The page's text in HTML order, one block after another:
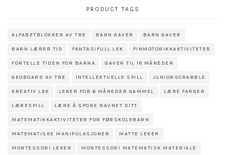
PRODUCT TAGS
ALFABETBLOKKER AV TRE BARN GAVER BARN GAVER
BARN LÆRER TID FANTASIFULL LEK FINMOTORIKKAKTIVITETER
FORTELLE TIDEN FOR BARNA GAVER TIL 18 MÅNEDER
GEOBOARD AV TRE INTELLEKTUELLE SPILL JUNIORSCRABBLE
KREATIV LEK LEKER FOR 6 MÅNEDER GAMMEL LÆRE FARGER
LÆRESPILL LÆRE Å SPORE NAVNET DITT
MATEMATIKKAKTIVITETER FOR FØRSKOLEBARN
MATEMATISKE MANIPULASJONER MATTE LEKER
MONTESSORI LEKER MONTESSORI MATEMATISK MATERIALE